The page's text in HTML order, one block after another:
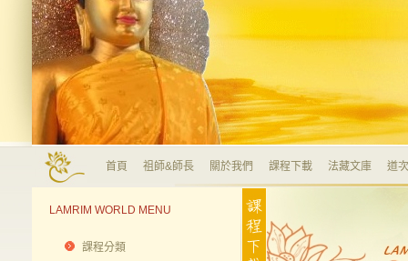
首頁 祖師&師長 關於我們 課程下載 法藏文庫 道
LAMRIM WORLD MENU
課程分類